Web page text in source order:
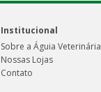
Institucional
Sobre a Águia Veterinária
Nossas Lojas
Contato